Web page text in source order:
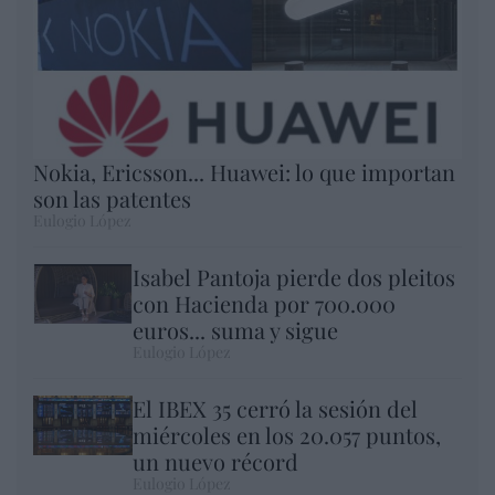
Nokia, Ericsson... Huawei: lo que importan
son las patentes
Isabel Pantoja pierde dos pleitos
con Hacienda por 700.000
euros... suma y sigue
El IBEX 35 cerró la sesión del
miércoles en los 20.057 puntos,
un nuevo récord